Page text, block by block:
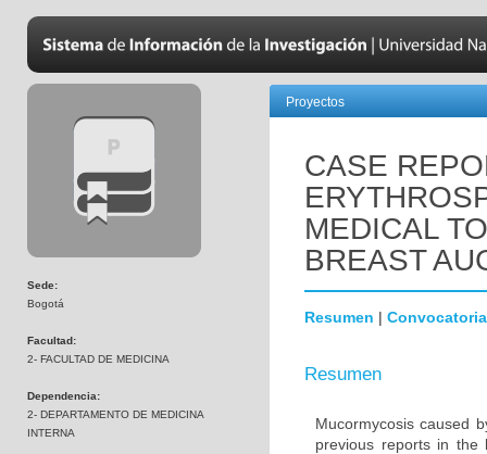
Sede:
Bogotá
Facultad:
2- FACULTAD DE MEDICINA
Dependencia:
2- DEPARTAMENTO DE MEDICINA
INTERNA
Proyectos
CASE
MEDICAL
BREAST
Resumen | Convocatoria
Resumen
Mucormycosis caused
previous reports in the